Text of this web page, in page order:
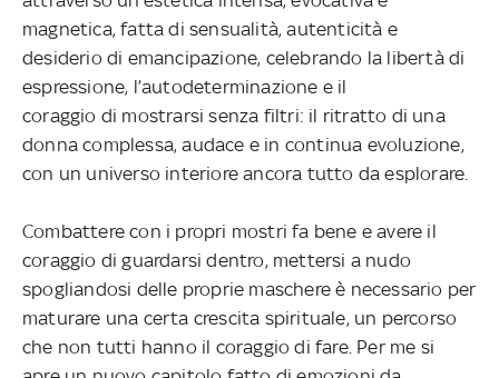
magnetica, fatta di sensualità,autenticità e
desiderio di emancipazione, celebrando la libertà di
espressione, l’autodeterminazione e il
coraggio di mostrarsi senza filtri: il ritratto di una
donna complessa, audace e in continua evoluzione,
con un universo interiore ancora tutto da esplorare.
Combattere con i propri mostri fa bene e avere il
coraggio di guardarsi dentro, mettersi a nudo
spogliandosi delle proprie maschere è necessario per
maturare una certa crescita spirituale, un percorso
che non tutti hanno il coraggio di fare. Per me si